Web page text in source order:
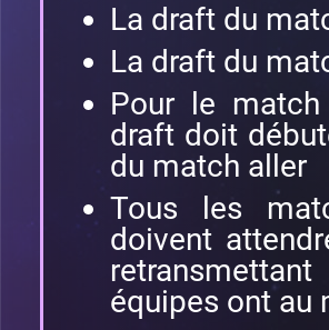
La draft du
La draft du
Pour le
draft doit
du match aller
Tous les
doivent
équipes ont au